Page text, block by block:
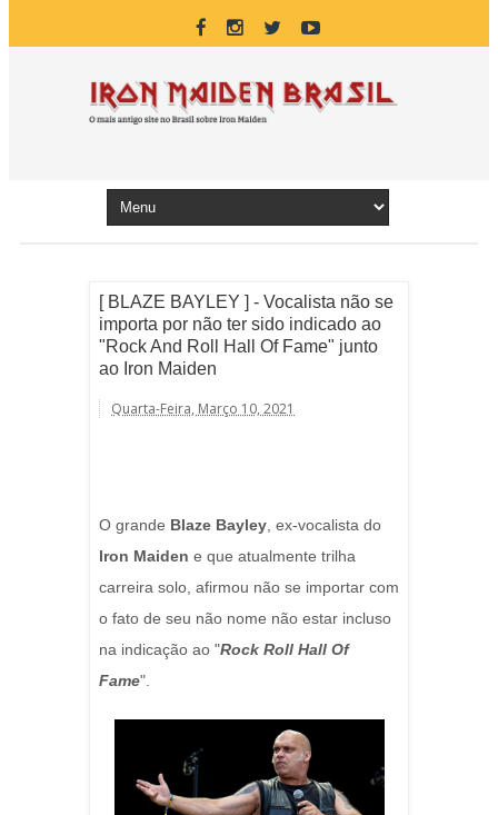
[ BLAZE BAYLEY ] - Vocalista não se
importa por não ter sido indicado ao
"Rock And Roll Hall Of Fame" junto
ao Iron Maiden
Quarta-Feira, Março 10, 2021
O grande Blaze Bayley , ex-vocalista do
Iron Maiden e que atualmente trilha
carreira solo, afirmou não se importar com
o fato de seu não nome não estar incluso
na indicação ao "Rock Roll Hall Of
Fame".